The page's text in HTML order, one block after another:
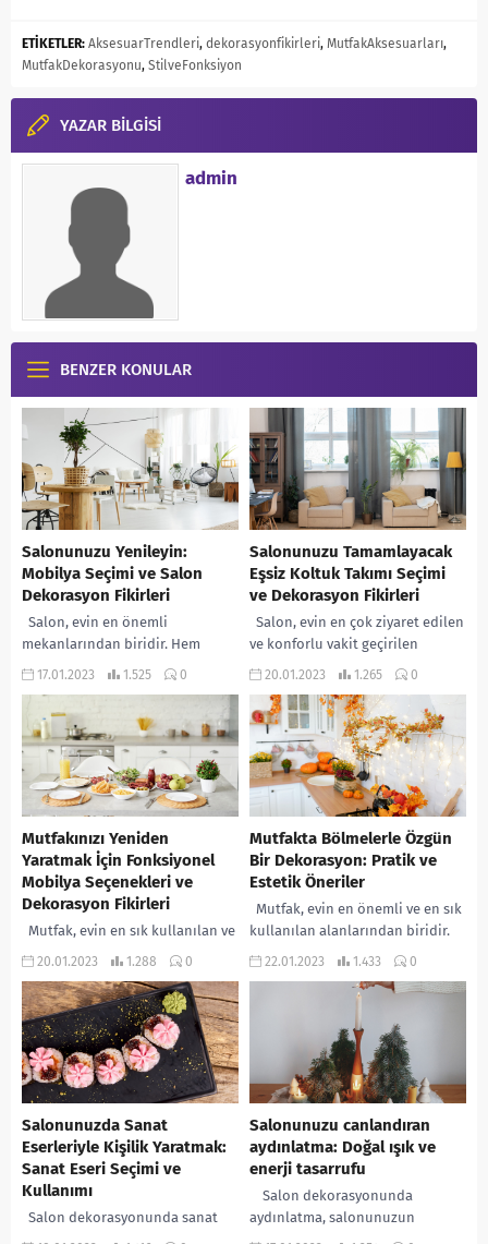
ETİKETLER: AksesuarTrendleri, dekorasyonfikirleri, MutfakAksesuarları,
MutfakDekorasyonu, StilveFonksiyon
YAZAR BİLGİSİ
admin
BENZER KONULAR
Salonunuzu Yenileyin:
Mobilya Seçimi ve Salon
Dekorasyon Fikirleri
Salon, evin en önemli
mekanlarından biridir. Hem
misafirlerinizi ağırlamak için hem
kullandığınız bir alandır....
17.01.2023 1.525 0
Salonunuzu Tamamlayacak
Eşsiz Koltuk Takımı Seçimi
ve Dekorasyon Fikirleri
Salon, evin en çok ziyaret edilen
ve konforlu vakit geçirilen
odasıdır. Bu nedenle salon
seçimi...
20.01.2023 1.265 0
Mutfakınızı Yeniden
Yaratmak İçin Fonksiyonel
Mobilya Seçenekleri ve
Dekorasyon Fikirleri
Mutfak, evin en sık kullanılan ve
önemli odalarından biridir. Bu
mobilya seçimi önemlidir.
Mobilya seçiminde...
20.01.2023 1.288 0
Mutfakta Bölmelerle Özgün
Bir Dekorasyon: Pratik ve
Estetik Öneriler
Mutfak, evin en önemli ve en sık
kullanılan alanlarından biridir.
Bu nedenle, mutfakta bölmelerle
22.01.2023 1.433 0
Salonunuzda Sanat
Eserleriyle Kişilik Yaratmak:
Sanat Eseri Seçimi ve
Kullanımı
Salon dekorasyonunda sanat
eserleri kullanmak, evinizin
Salonunuzu canlandıran
aydınlatma: Doğal ışık ve
enerji tasarrufu
Salon dekorasyonunda
aydınlatma, salonunuzun
görünümünü ve atmosferini